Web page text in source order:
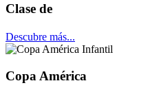
Clase de
Descubre más...
Copa América